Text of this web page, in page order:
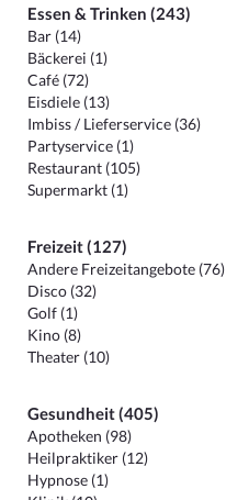
Essen & Trinken (243)
Bar (14)
Bäckerei (1)
Café (72)
Eisdiele (13)
Imbiss / Lieferservice (36)
Partyservice (1)
Restaurant (105)
Supermarkt (1)
Freizeit (127)
Andere Freizeitangebote (76)
Disco (32)
Golf (1)
Kino (8)
Theater (10)
Gesundheit (405)
Apotheken (98)
Heilpraktiker (12)
Hypnose (1)